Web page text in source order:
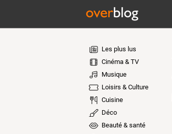
Les plus lus
Cinéma & TV
Musique
Loisirs & Culture
Cuisine
Déco
Beauté & santé